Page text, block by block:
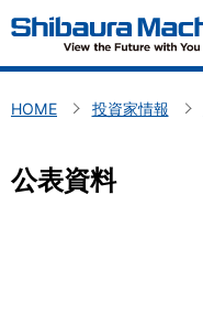
YouTube
会社概要
HOME 投資家情報
公表資料